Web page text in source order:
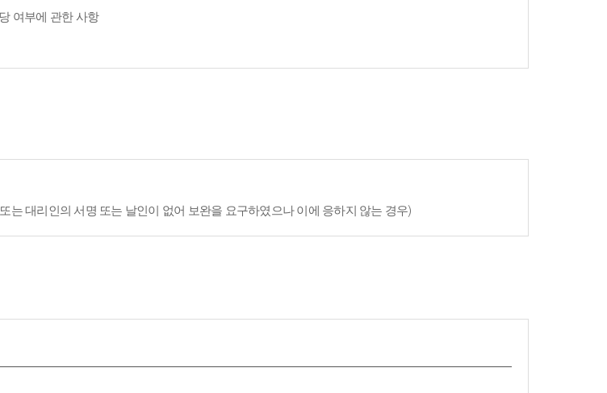
여부에 관한 사항
대리인의 서명 또는 날인이 없어 보완을 요구하였으나 이에 응하지 않는 경우)